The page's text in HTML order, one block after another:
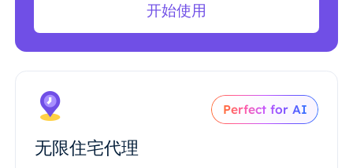
开始使用
Perfect for AI
无限住宅代理